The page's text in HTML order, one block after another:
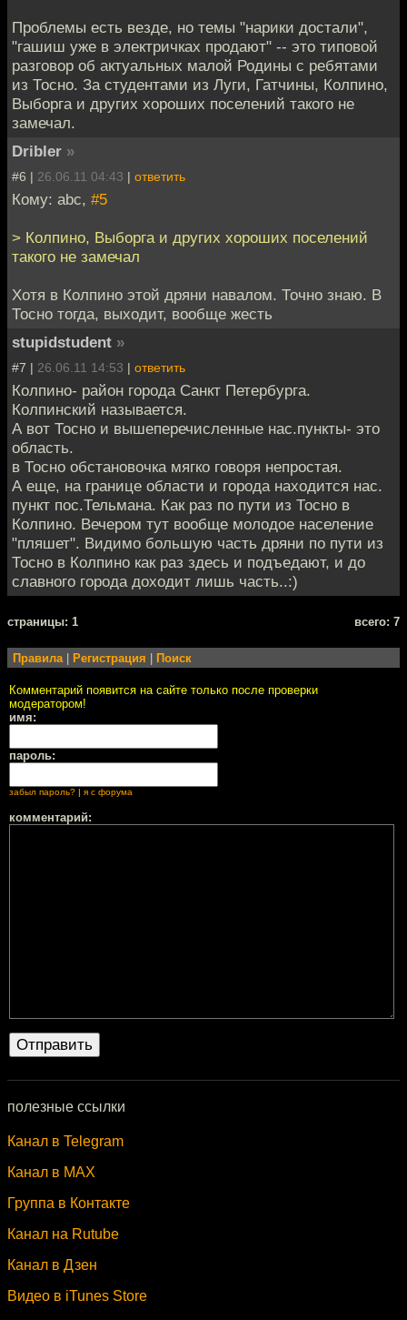
Проблемы есть везде, но темы "нарики достали",
"гашиш уже в электричках продают" -- это типовой
разговор об актуальных малой Родины с ребятами
из Тосно. За студентами из Луги, Гатчины, Колпино,
Выборга и других хороших поселений такого не
замечал.
Dribler »
#6 | 26.06.11 04:43 | ответить
Кому: abc, #5
> Колпино, Выборга и других хороших поселений
такого не замечал
Хотя в Колпино этой дряни навалом. Точно знаю. В
Тосно тогда, выходит, вообще жесть
stupidstudent »
#7 | 26.06.11 14:53 | ответить
Колпино- район города Санкт Петербурга.
Колпинский называется.
А вот Тосно и вышеперечисленные нас.пункты- это
область.
в Тосно обстановочка мягко говоря непростая.
А еще, на границе области и города находится нас.
пункт пос.Тельмана. Как раз по пути из Тосно в
Колпино. Вечером тут вообще молодое население
"пляшет". Видимо большую часть дряни по пути из
Тосно в Колпино как раз здесь и подъедают, и до
славного города доходит лишь часть..:)
cтраницы: 1 всего: 7
Правила| Регистрация Поиск
Комментарий появится на сайте только после проверки
модератором!
имя:
пароль:
забыл пароль? | я с форума
комментарий:
полезные ссылки
Канал в Telegram
Канал в MAX
Группа в Контакте
Канал на Rutube
Канал в Дзен
Видео в iTunes Store